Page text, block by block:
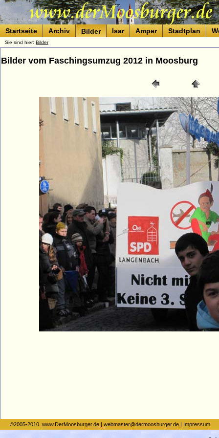
Startseite Archiv Bilder Isar Amper Stadtplan
Sie sind hier: Bilder
Bilder vom Faschingsumzug 2012 in Moosburg
©2005-2010 www.DerMoosburger.de | webmaster@dermoosburger.de | Impressum